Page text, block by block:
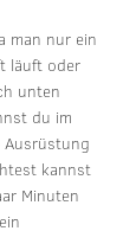
man nur ein
läuft oder
unten
du im
Ausrüstung
kannst
Minuten